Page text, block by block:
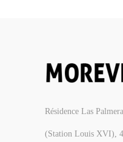
Résidence Las
(Station Louis XVI),